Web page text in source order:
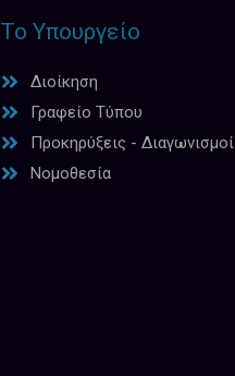
Το Υπουργείο
Διοίκηση
Γραφείο Τύπου
Προκηρύξεις - Διαγωνισμοί
Νομοθεσία